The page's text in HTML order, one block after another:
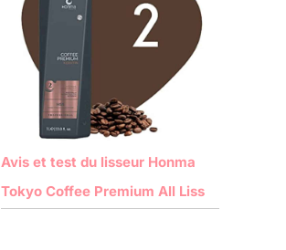
Avis et test du lisseur Honma
Tokyo Coffee Premium All Liss